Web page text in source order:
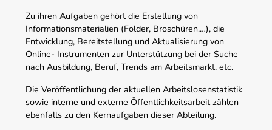
Zu ihren Aufgaben gehört die Erstellung von
Informationsmaterialien (Folder, Broschüren,…), die
Entwicklung, Bereitstellung und Aktualisierung von
Online- Instrumenten zur Unterstützung bei der Suche
nach Ausbildung, Beruf, Trends am Arbeitsmarkt, etc.
Die Veröffentlichung der aktuellen Arbeitslosenstatistik
sowie interne und externe Öffentlichkeitsarbeit zählen
ebenfalls zu den Kernaufgaben dieser Abteilung.